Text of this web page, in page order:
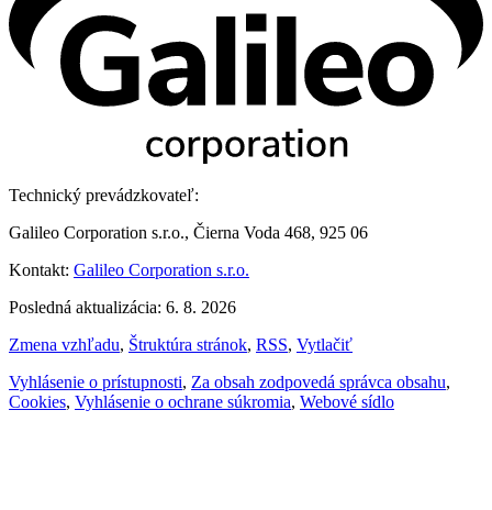
Technický prevádzkovateľ:
Galileo Corporation s.r.o., Čierna Voda 468, 925 06
Kontakt: Galileo Corporation s.r.o.
Posledná aktualizácia: 6. 8. 2026
Zmena vzhľadu, Štruktúra stránok, RSS, Vytlačiť
Vyhlásenie o prístupnosti, Za obsah zodpovedá správca obsahu,
Cookies, Vyhlásenie o ochrane súkromia, Webové sídlo